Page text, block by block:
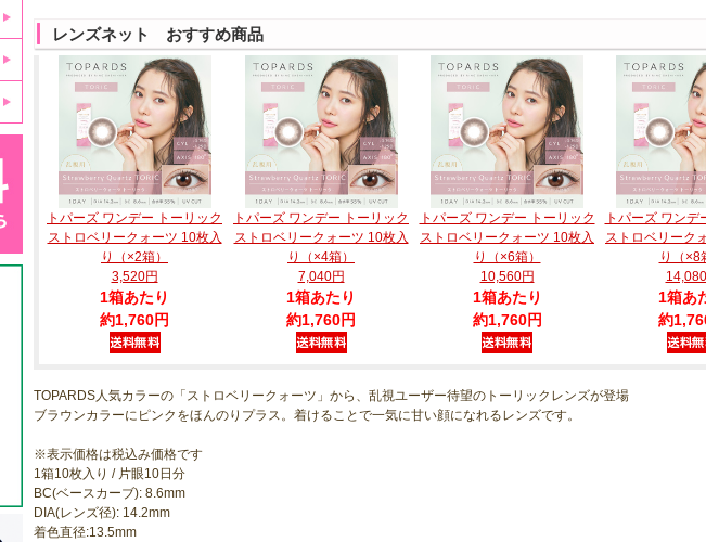
レンズネット おすすめ商品
トパーズ ワンデー トーリック
ストロベリークォーツ 10枚入
り（×2箱）
3,520円
1箱あたり
約1,760円
トパーズ ワンデー トーリック
ストロベリークォーツ 10枚入
り（×4箱）
7,040円
1箱あたり
約1,760円
トパーズ ワンデー トーリック
ストロベリークォーツ 10枚入
り（×6箱）
10,560円
1箱あたり
約1,760円
トパーズ ワンデ
ストロベリーク
り（×8
1箱あ
約
TOPARDS人気カラーの「ストロベリークォーツ」から、乱視ユーザー待望のトーリックレンズが登場
ブラウンカラーにピンクをほんのりプラス。着けることで一気に甘い顔になれるレンズです。
※表示価格は税込み価格です
1箱10枚入り / 片眼10日分
BC(ベースカーブ): 8.6mm
DIA(レンズ径): 14.2mm
着色直径:13.5mm